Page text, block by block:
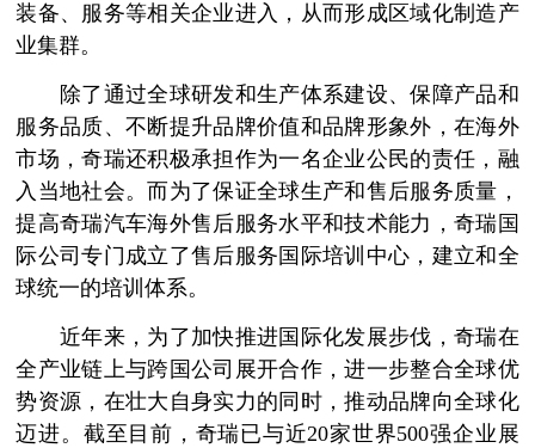
装备、服务等相关企业进入，从而形成区域化制造产
业集群。
除了通过全球研发和生产体系建设、保障产品和
服务品质、不断提升品牌价值和品牌形象外，在海外
市场，奇瑞还积极承担作为一名企业公民的责任，融
入当地社会。而为了保证全球生产和售后服务质量，
提高奇瑞汽车海外售后服务水平和技术能力，奇瑞国
际公司专门成立了售后服务国际培训中心，建立和全
球统一的培训体系。
近年来，为了加快推进国际化发展步伐，奇瑞在
全产业链上与跨国公司展开合作，进一步整合全球优
势资源，在壮大自身实力的同时，推动品牌向全球化
迈进。截至目前，奇瑞已与近20家世界500强企业展